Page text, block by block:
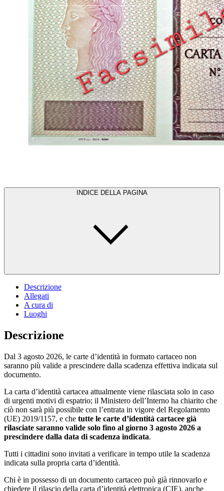
INDICE DELLA PAGINA
Descrizione
Allegati
A cura di
Luoghi
Descrizione
Dal 3 agosto 2026, le carte d’identità in formato cartaceo non
saranno più valide a prescindere dalla scadenza effettiva indicata sul
documento.
La carta d’identità cartacea attualmente viene rilasciata solo in caso
di urgenti motivi di espatrio; il Ministero dell’Interno ha chiarito che
ciò non sarà più possibile con l’entrata in vigore del Regolamento
(UE) 2019/1157, e che tutte le carte d’identità cartacee già
rilasciate saranno valide solo fino al giorno 3 agosto 2026 a
prescindere dalla data di scadenza indicata.
Tutti i cittadini sono invitati a verificare in tempo utile la scadenza
indicata sulla propria carta d’identità.
Chi è in possesso di un documento cartaceo può già rinnovarlo e
chiedere il rilascio della carta d’identità elettronica (CIE), anche